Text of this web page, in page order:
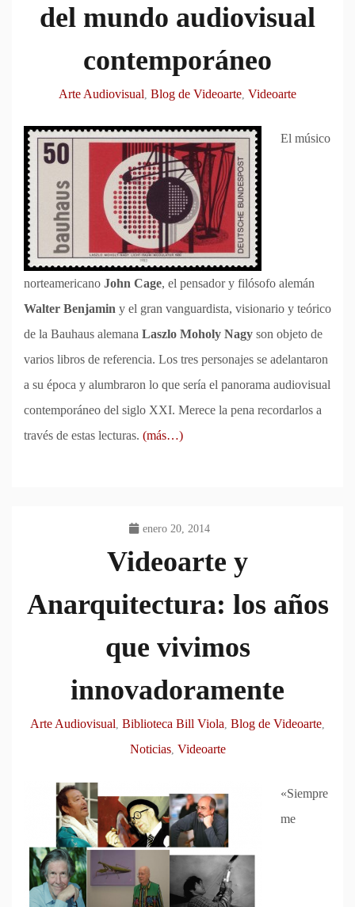
del mundo audiovisual
contemporáneo
Arte Audiovisual Blog de Videoarte Videoarte
El músico
norteamericano John Cage, el pensador y filósofo alemán
Walter Benjamin y el gran vanguardista, visionario y teórico
de la Bauhaus alemana Laszlo Moholy Nagy son objeto de
varios libros de referencia. Los tres personajes se adelantaron
a su época y alumbraron lo que sería el panorama audiovisual
contemporáneo del siglo XXI. Merece la pena recordarlos a
través de estas lecturas. (más…)
enero 20, 2014
Videoarte y
Anarquitectura: los años
que vivimos
innovadoramente
Arte Audiovisual Biblioteca Bill Viola Blog de Videoarte
Noticias, Videoarte
«Siempre
me